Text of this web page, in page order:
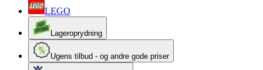
LEGO
Lageroprydning
Ugens tilbud - og andre gode priser